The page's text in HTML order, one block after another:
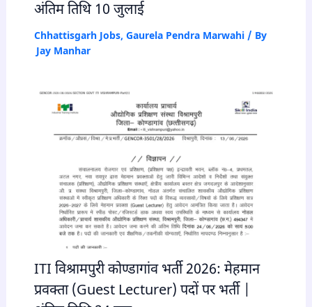
अंतिम तिथि 10 जुलाई
Chhattisgarh Jobs, Gaurela Pendra Marwahi/ By
Jay Manhar
ITI विश्रामपुरी कोण्डागांव भर्ती 2026: मेहमान
प्रवक्ता (Guest Lecturer) पदों पर भर्ती |